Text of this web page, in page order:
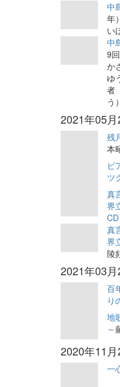
中
年
い
中
9
か
ゆ
者
う
2021年05
残
本
ピ
ツ
真
界
真
界
陵
2021年03
百
り
地
～
2020年11
一